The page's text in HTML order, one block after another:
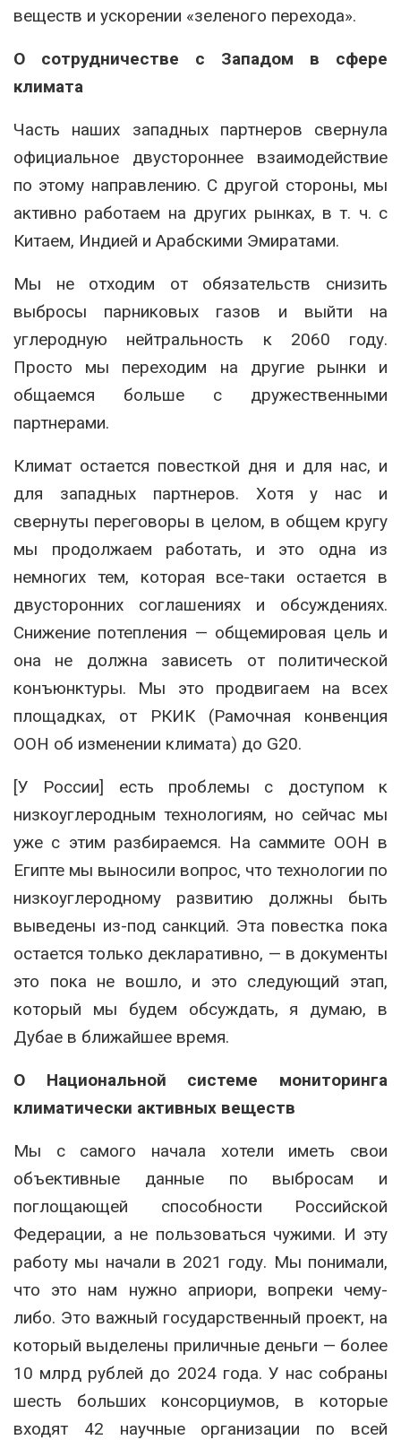
веществ и ускорении «зеленого перехода».
О сотрудничестве с Западом в сфере
климата
Часть наших западных партнеров свернула
официальное двустороннее взаимодействие
по этому направлению. С другой стороны, мы
активно работаем на других рынках, в т. ч. с
Китаем, Индией и Арабскими Эмиратами.
Мы не отходим от обязательств снизить
выбросы парниковых газов и выйти на
углеродную нейтральность к 2060 году.
Просто мы переходим на другие рынки и
общаемся больше с дружественными
партнерами.
Климат остается повесткой дня и для нас, и
для западных партнеров. Хотя у нас и
свернуты переговоры в целом, в общем кругу
мы продолжаем работать, и это одна из
немногих тем, которая все-таки остается в
двусторонних соглашениях и обсуждениях.
Снижение потепления — общемировая цель и
она не должна зависеть от политической
конъюнктуры. Мы это продвигаем на всех
площадках, от РКИК (Рамочная конвенция
ООН об изменении климата) до G20.
[У России] есть проблемы с доступом к
низкоуглеродным технологиям, но сейчас мы
уже с этим разбираемся. На саммите ООН в
Египте мы выносили вопрос, что технологии по
низкоуглеродному развитию должны быть
выведены из-под санкций. Эта повестка пока
остается только декларативно, — в документы
это пока не вошло, и это следующий этап,
который мы будем обсуждать, я думаю, в
Дубае в ближайшее время.
О Национальной системе мониторинга
климатически активных веществ
Мы с самого начала хотели иметь свои
объективные данные по выбросам и
поглощающей способности Российской
Федерации, а не пользоваться чужими. И эту
работу мы начали в 2021 году. Мы понимали,
что это нам нужно априори, вопреки чему-
либо. Это важный государственный проект, на
который выделены приличные деньги — более
10 млрд рублей до 2024 года. У нас собраны
шесть больших консорциумов, в которые
входят 42 научные организации по всей